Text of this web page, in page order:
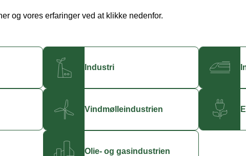
og vores erfaringer ved at klikke nedenfor.
Industri
Vindmølleindustrien
Olie- og gasindustrien